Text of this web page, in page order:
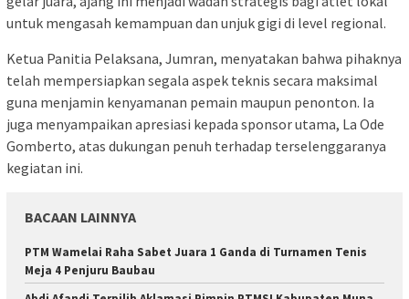
untuk mengasah kemampuan dan unjuk gigi di level regional.
Ketua Panitia Pelaksana, Jumran, menyatakan bahwa pihaknya
telah mempersiapkan segala aspek teknis secara maksimal
guna menjamin kenyamanan pemain maupun penonton. Ia
juga menyampaikan apresiasi kepada sponsor utama, La Ode
Gomberto, atas dukungan penuh terhadap terselenggaranya
kegiatan ini.
BACAAN LAINNYA
PTM Wamelai Raha Sabet Juara 1 Ganda di Turnamen Tenis
Meja 4 Penjuru Baubau